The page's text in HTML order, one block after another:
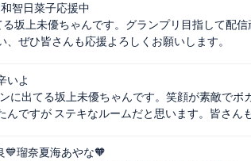
智日菜子応援中
坂上未優ちゃんです。グランプリ目指して配
ぜひ皆さんも応援よろしくお願いします。
いよ
に出てる坂上未優ちゃんです。笑顔が素敵で
んですが ステキなルームだと思います。皆さん
💙瑠奈夏海あやな🧡